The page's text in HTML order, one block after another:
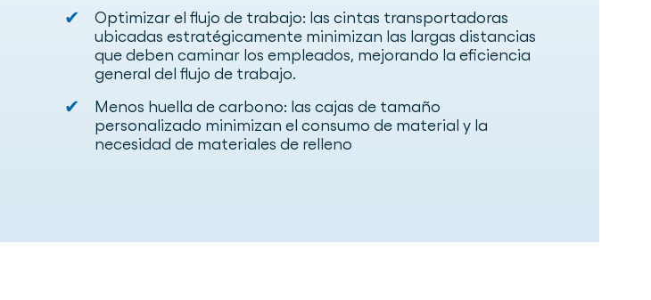
✔
Optimizar el flujo de trabajo: las cintas transportadoras
ubicadas estratégicamente minimizan las largas distancias
que deben caminar los empleados, mejorando la eficiencia
general del flujo de trabajo.
✔
Menos huella de carbono: las cajas de tamaño
personalizado minimizan el consumo de material y la
necesidad de materiales de relleno